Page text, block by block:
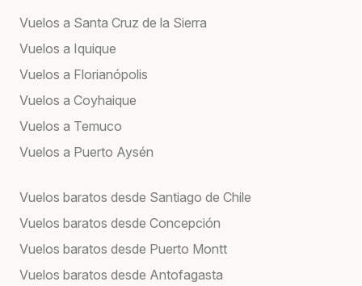
Vuelos a Santa Cruz de la Sierra
Vuelos a Iquique
Vuelos a Florianópolis
Vuelos a Coyhaique
Vuelos a Temuco
Vuelos a Puerto Aysén
Vuelos baratos desde Santiago de Chile
Vuelos baratos desde Concepción
Vuelos baratos desde Puerto Montt
Vuelos baratos desde Antofagasta